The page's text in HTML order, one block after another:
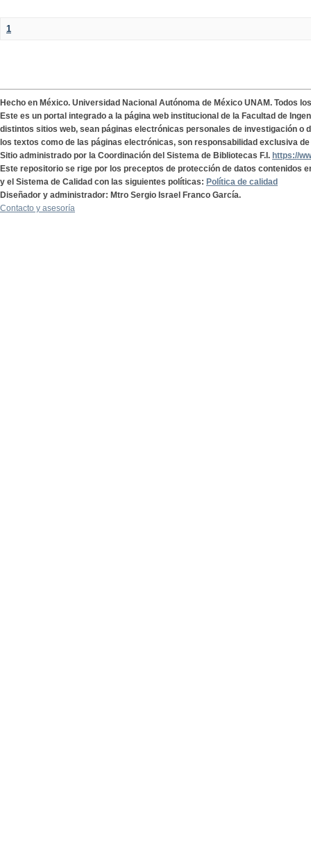
1
Hecho en México. Universidad Nacional Autónoma de México UNAM. Todos
Este es un portal integrado a la página web institucional de la Facultad de
distintos sitios web, sean páginas electrónicas personales de investigación o
los textos como de las páginas electrónicas, son responsabilidad exclusiva
Sitio administrado por la Coordinación del Sistema de Bibliotecas F.I. https://
Este repositorio se rige por los preceptos de protección de datos contenidos
y el Sistema de Calidad con las siguientes políticas: Política de calidad
Diseñador y administrador: Mtro Sergio Israel Franco García.
Contacto y asesoría